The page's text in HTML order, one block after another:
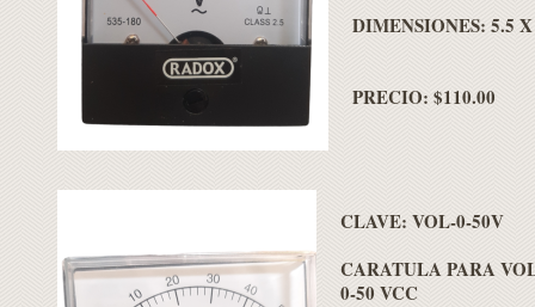
DIMENSIONES: 5.5
PRECIO: $110.00
CLAVE: VOL-0-50V
CARATULA PARA
0-50 VCC